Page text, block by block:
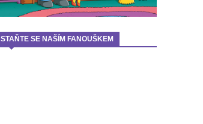
STAŇTE SE NAŠÍM FANOUŠKEM